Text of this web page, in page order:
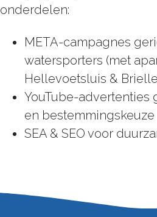
onderdelen:
META-campagnes
watersporters (met
Hellevoetsluis &
YouTube-advertenties
en bestemmingskeuze
SEA & SEO voor